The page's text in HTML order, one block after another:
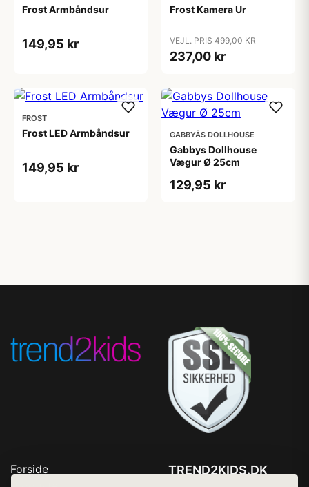
Frost Armbåndsur
149,95 kr
Frost Kamera Ur
VEJL. PRIS 499,00 KR
237,00 kr
FROST
Frost LED Armbåndsur
149,95 kr
GABBYÂS DOLLHOUSE
Gabbys Dollhouse
Vægur Ø 25cm
129,95 kr
Forside
TREND2KIDS.DK